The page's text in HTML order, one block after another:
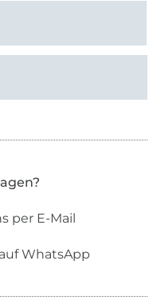
per E-Mail
WhatsApp